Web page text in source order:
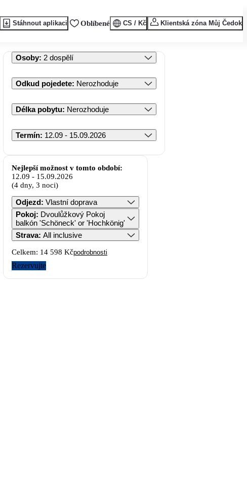
Stáhnout aplikaci Oblíbené CS / Kč Klientská zóna Můj Čedok
Osoby: 2 dospělí
Odkud pojedete: Nerozhoduje
Délka pobytu: Nerozhoduje
Termín: 12.09 - 15.09.2026
Nejlepší možnost v tomto období:
12.09 - 15.09.2026
(4 dny, 3 noci)
Odjezd: Vlastní doprava
Pokoj: Dvoulůžkový Pokoj
balkón 'Schöneck' or 'Hochkönig'
Strava: All inclusive
Celkem: 14 598 Kčpodrobnosti
Rezervujte